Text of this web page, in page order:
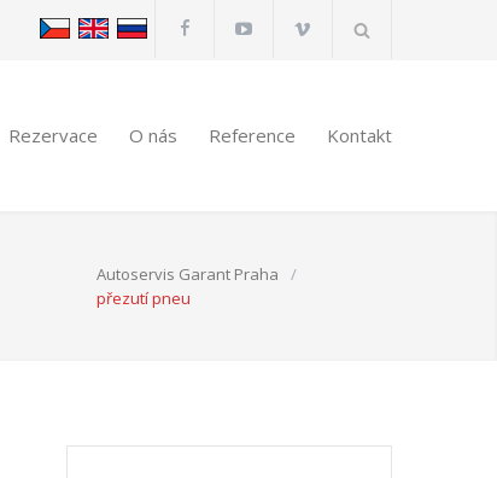
Rezervace O nás Reference Kontakt
Autoservis Garant Praha
/
přezutí pneu